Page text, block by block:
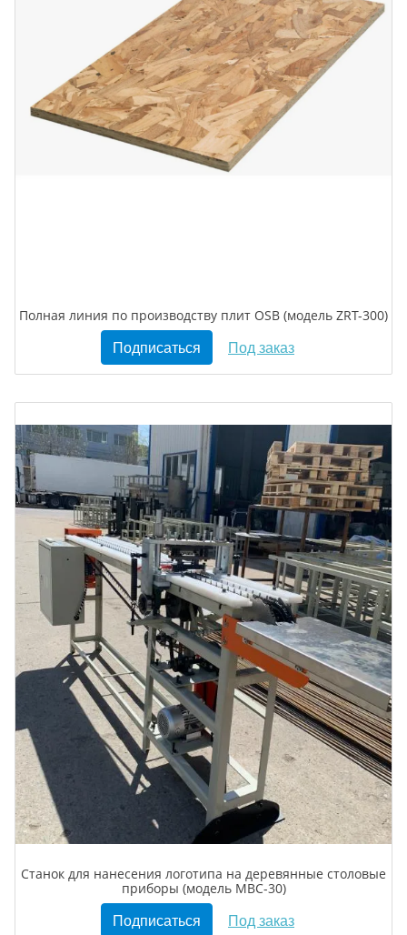
Полная линия по производству плит OSB (модель ZRT-300)
Подписаться Под заказ
Станок для нанесения логотипа на деревянные столовые
приборы (модель МВС-30)
Подписаться Под заказ